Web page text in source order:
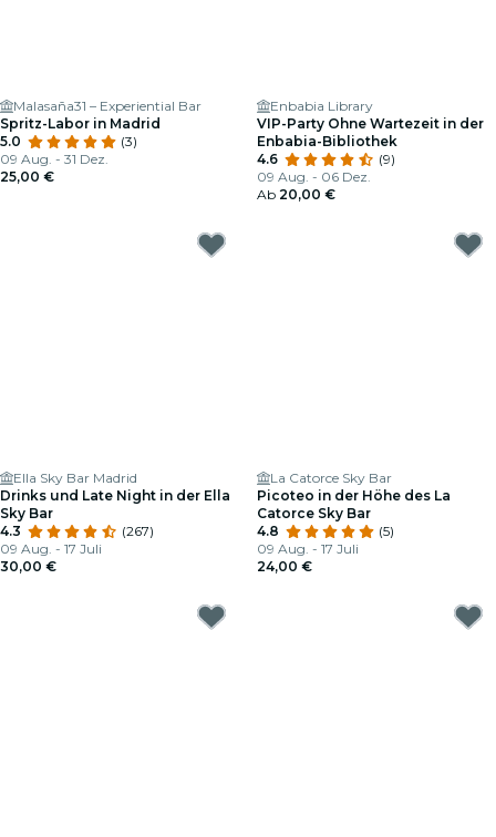
Malasaña31 – Experiential Bar
Spritz-Labor in Madrid
5.0
(3)
09 Aug. - 31 Dez.
25,00 €
Enbabia Library
VIP-Party Ohne Wartezeit in der
Enbabia-Bibliothek
4.6
(9)
09 Aug. - 06 Dez.
Ab 20,00 €
Ella Sky Bar Madrid
Drinks und Late Night in der Ella
Sky Bar
4.3
(267)
09 Aug. - 17 Juli
30,00 €
La Catorce Sky Bar
Picoteo in der Höhe des La
Catorce Sky Bar
4.8
(5)
09 Aug. - 17 Juli
24,00 €